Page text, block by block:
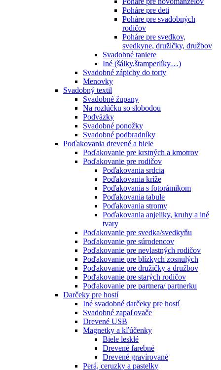
Poháre pre deti
Poháre pre svadobných
rodičov
Poháre pre svedkov,
svedkyne, družičky, družbov
Svadobné taniere
Iné (šálky,štamperlíky…)
Svadobné zápichy do torty
Menovky
Svadobný textil
Svadobné župany
Na rozlúčku so slobodou
Podväzky
Svadobné ponožky
Svadobné podbradníky
Poďakovania drevené a biele
Poďakovanie pre krstných a kmotrov
Poďakovanie pre rodičov
Poďakovania srdcia
Poďakovania kríže
Poďakovania s fotorámikom
Poďakovania tabule
Poďakovania stromy
Poďakovania anjeliky, kruhy a iné
tvary
Poďakovanie pre svedka/svedkyňu
Poďakovanie pre súrodencov
Poďakovanie pre nevlastných rodičov
Poďakovanie pre blízkych zosnulých
Poďakovanie pre družičky a družbov
Poďakovanie pre starých rodičov
Poďakovanie pre partnera/ partnerku
Darčeky pre hostí
Iné svadobné darčeky pre hostí
Svadobné zapaľovače
Drevené USB
Magnetky a kľúčenky
Biele lesklé
Drevené farebné
Drevené gravírované
Perá, ceruzky a pastelky